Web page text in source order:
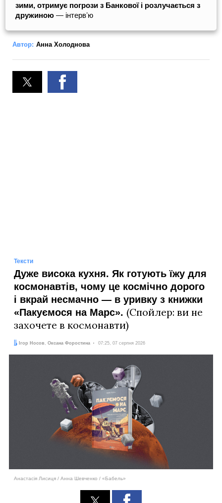
зими, отримує погрози з Банкової і розлучається з
дружиною ― інтервʼю
Автор: Анна Холоднова